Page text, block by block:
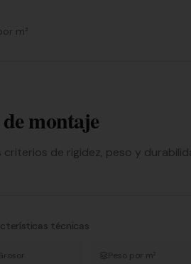
m²
montaje
de rigidez, peso y
técnicas
Peso por m²